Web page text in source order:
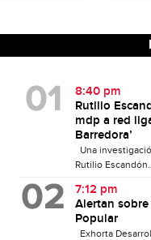
8:40 pm
Rutilio
mdp a red
Barredora’
Una
Rutilio
7:12 pm
Alertan
Popular
Exhorta